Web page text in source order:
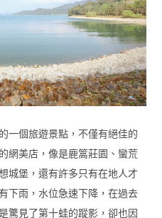
一個旅遊景點，不僅有絕佳的
網美店，像是鹿篙莊園、蠻荒
城堡，還有許多只有在地人才
下雨，水位急速下降，在過去
驚見了第十蛙的蹤影，卻也因